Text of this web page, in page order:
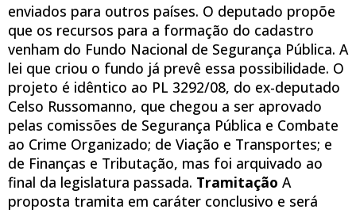
enviados para outros países. O deputado propõe
que os recursos para a formação do cadastro
venham do Fundo Nacional de Segurança Pública. A
lei que criou o fundo já prevê essa possibilidade. O
projeto é idêntico ao PL 3292/08, do ex-deputado
Celso Russomanno, que chegou a ser aprovado
pelas comissões de Segurança Pública e Combate
ao Crime Organizado; de Viação e Transportes; e
de Finanças e Tributação, mas foi arquivado ao
final da legislatura passada. Tramitação A
proposta tramita em caráter conclusivo e será